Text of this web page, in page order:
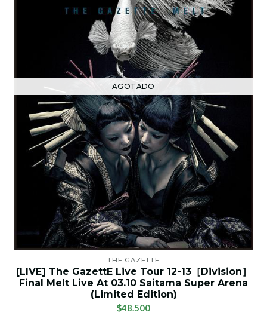
AGOTADO
THE GAZETTE
[LIVE] The GazettE Live Tour 12-13［Division］
Final Melt Live At 03.10 Saitama Super Arena
(Limited Edition)
$48.500